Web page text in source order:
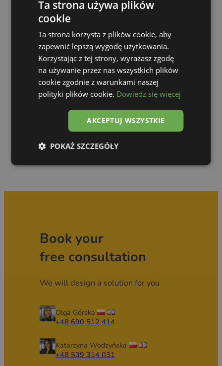
Go to gallery
Book your
free consultation
We will design a solution for you
Olga Górska
+48 690 512 414
Katarzyna Wodzyńska
+48 539 314 031
Ta strona używa plików
cookie
Ta strona korzysta z plików cookie, aby
zapewnić lepszą wygodę użytkowania.
Korzystając z tej strony, wyrażasz zgodę
na używanie przez nas wszystkich plików
cookie zgodnie z warunkami naszej
polityki plików cookie. Dowiedz się więcej
AKCEPTUJ WSZYSTKIE
POKAŻ SZCZEGÓŁY